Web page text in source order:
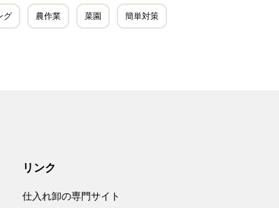
グ 農作業 菜園 簡単対策
リンク
仕入れ卸の専門サイト